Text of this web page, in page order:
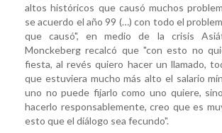
altos históricos que causó muchos
se acuerdo el año 99 (…) con todo el
que causó", en medio de la crisis
Monckeberg recalcó que "con esto no
fiesta, al revés quiero hacer un llamado,
que estuviera mucho más alto el salario
uno no puede fijarlo como uno quiere,
hacerlo responsablemente, creo que es
esto que el diálogo sea fecundo".